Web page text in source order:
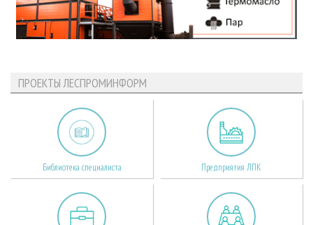
ПРОЕКТЫ ЛЕСПРОМИНФОРМ
Библиотека специалиста Предприятия ЛПК